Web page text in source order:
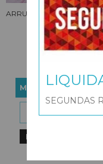
MARCAS
ARRULLO BEBÉ
BL-AZUL
10,77 €
SEGUNDAS